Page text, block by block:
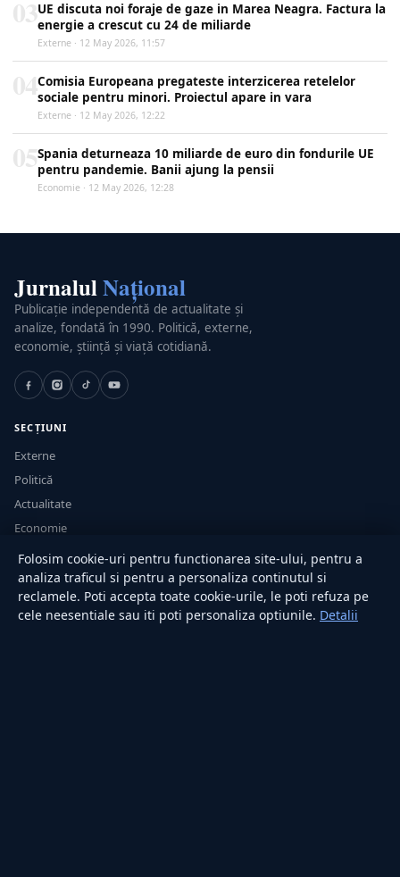
UE discuta noi foraje de gaze in Marea Neagra. Factura la
energie a crescut cu 24 de miliarde
Externe · 12 May 2026, 11:57
Comisia Europeana pregateste interzicerea retelelor
sociale pentru minori. Proiectul apare in vara
Externe · 12 May 2026, 12:22
Spania deturneaza 10 miliarde de euro din fondurile UE
pentru pandemie. Banii ajung la pensii
Economie · 12 May 2026, 12:28
JurnalulNațional
Publicație independentă de actualitate și
analize, fondată în 1990. Politică, externe,
economie, știință și viață cotidiană.
SECȚIUNI
Externe
Politică
Actualitate
Economie
Sănătate
Utile
RUBRICI
Folosim cookie-uri pentru functionarea site-ului, pentru a
analiza traficul si pentru a personaliza continutul si
reclamele. Poti accepta toate cookie-urile, le poti refuza pe
cele neesentiale sau iti poti personaliza optiunile. Detalii